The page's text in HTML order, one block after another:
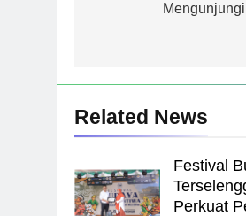
Related News
Festival
Perkuat